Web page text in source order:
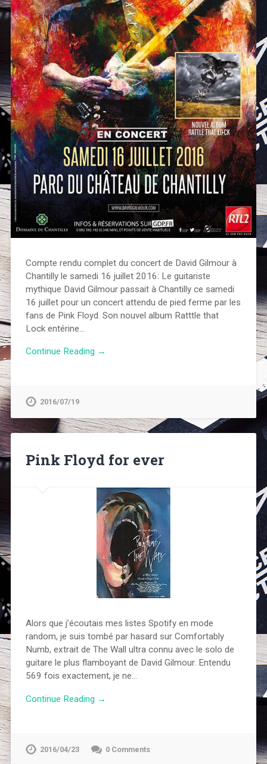
Compte rendu complet du concert de David Gilmour à
Chantilly le samedi 16 juillet 2016: Le guitariste
mythique David Gilmour passait à Chantilly ce samedi
16 juillet pour un concert attendu de pied ferme par les
fans de Pink Floyd. Son nouvel album Ratttle that
Lock entérine…
Continue Reading →
2016/07/19
Pink Floyd for ever
Alors que j’écoutais mes listes Spotify en mode
random, je suis tombé par hasard sur Comfortably
Numb, extrait de The Wall ultra connu avec le solo de
guitare le plus flamboyant de David Gilmour. Entendu
569 fois exactement, je ne…
Continue Reading →
2016/04/23 0 Comments